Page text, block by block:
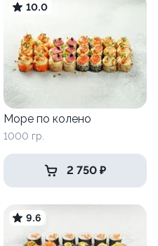
10.0
Море по колено
1000 гр.
2 750 ₽
9.6